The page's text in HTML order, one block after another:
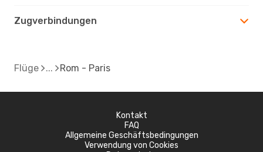
Zugverbindungen
Flüge Rom - Paris
Kontakt
FAQ
Allgemeine Geschäftsbedingungen
Verwendung von Cookies